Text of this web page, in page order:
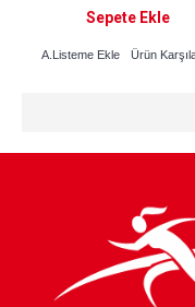
Sepete Ekle
A.Listeme Ekle Ürün